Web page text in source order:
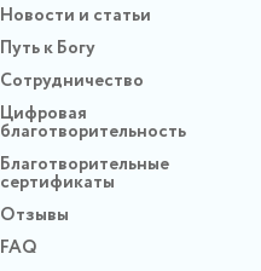
Новости и статьи
Путь к Богу
Сотрудничество
Цифровая
благотворительность
Благотворительные
сертификаты
Отзывы
FAQ